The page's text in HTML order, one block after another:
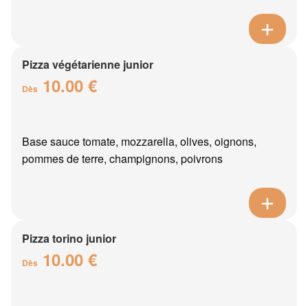
Pizza végétarienne junior
Dès 10.00 €
Base sauce tomate, mozzarella, olives, oignons,
pommes de terre, champignons, poivrons
Pizza torino junior
Dès 10.00 €